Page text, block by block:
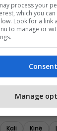
Kali Kinë
process your
which you
Look for a link
to manage or
Consent
Manage